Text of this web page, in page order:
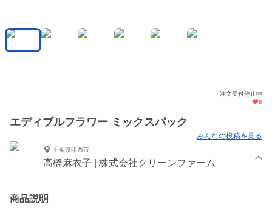
注文受付停止中
8
エディブルフラワー ミックスパック
みんなの投稿を見る
千葉県印西市
高橋麻衣子 | 株式会社クリーンファーム
商品説明